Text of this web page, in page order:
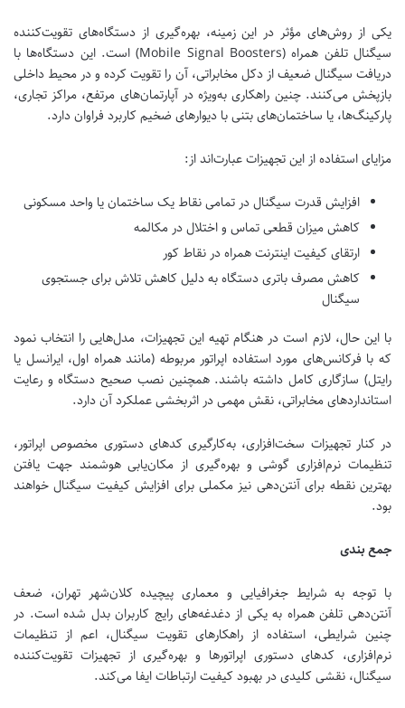
یکی از روش‌های مؤثر در این زمینه، بهره‌گیری از دستگاه‌های تقویت‌کننده
سیگنال تلفن همراه (Mobile Signal Boosters) است. این دستگاه‌ها با
دریافت سیگنال ضعیف از دکل مخابراتی، آن را تقویت کرده و در محیط داخلی
بازپخش می‌کنند. چنین راهکاری به‌ویژه در آپارتمان‌های مرتفع، مراکز تجاری،
پارکینگ‌ها، یا ساختمان‌های بتنی با دیوارهای ضخیم کاربرد فراوان دارد.
مزایای استفاده از این تجهیزات عبارت‌اند از:
افزایش قدرت سیگنال در تمامی نقاط یک ساختمان یا واحد مسکونی
کاهش میزان قطعی تماس و اختلال در مکالمه
ارتقای کیفیت اینترنت همراه در نقاط کور
کاهش مصرف باتری دستگاه به دلیل کاهش تلاش برای جستجوی
سیگنال
با این حال، لازم است در هنگام تهیه این تجهیزات، مدل‌هایی را انتخاب نمود
که با فرکانس‌های مورد استفاده اپراتور مربوطه (مانند همراه اول، ایرانسل یا
رایتل) سازگاری کامل داشته باشند. همچنین نصب صحیح دستگاه و رعایت
استانداردهای مخابراتی، نقش مهمی در اثربخشی عملکرد آن دارد.
در کنار تجهیزات سخت‌افزاری، به‌کارگیری کدهای دستوری مخصوص اپراتور،
تنظیمات نرم‌افزاری گوشی و بهره‌گیری از مکان‌یابی هوشمند جهت یافتن
بهترین نقطه برای آنتن‌دهی نیز مکملی برای افزایش کیفیت سیگنال خواهند
بود.
جمع بندی
با توجه به شرایط جغرافیایی و معماری پیچیده کلان‌شهر تهران، ضعف
آنتن‌دهی تلفن همراه به یکی از دغدغه‌های رایج کاربران بدل شده است. در
چنین شرایطی، استفاده از راهکارهای تقویت سیگنال، اعم از تنظیمات
نرم‌افزاری، کدهای دستوری اپراتورها و بهره‌گیری از تجهیزات تقویت‌کننده
سیگنال، نقشی کلیدی در بهبود کیفیت ارتباطات ایفا می‌کند.